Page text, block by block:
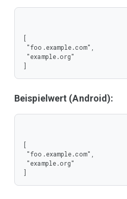
[
]
Beispielwert (Android):
[
]